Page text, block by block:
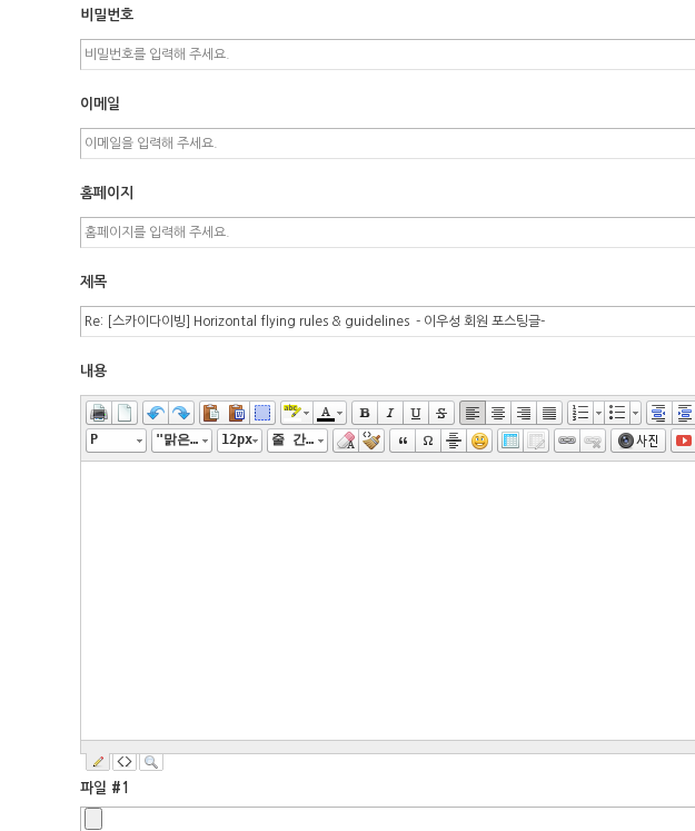
비밀번호
이메일
홈페이지
제목
내용
P "맑은 고딕", "Malgun Gothic", gulim 12px 줄 간격
파일 #1